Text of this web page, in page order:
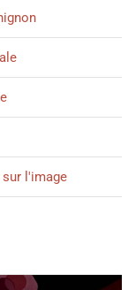
l'image
perruques déjà
livraison